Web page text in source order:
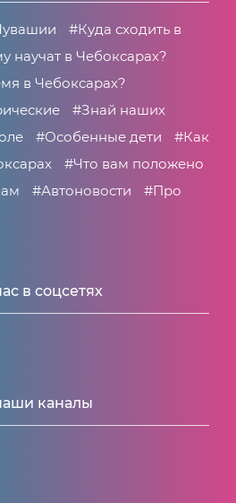
#Куда сходить в
научат в Чебоксарах?
в Чебоксарах?
#Знай наших
#Особенные дети
#Как
#Что вам положено
#Автоновости
#Про
в соцсетях
каналы